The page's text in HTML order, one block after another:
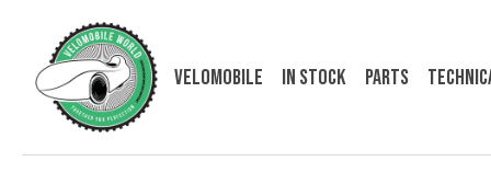
VELOMOBILE In Stock Parts